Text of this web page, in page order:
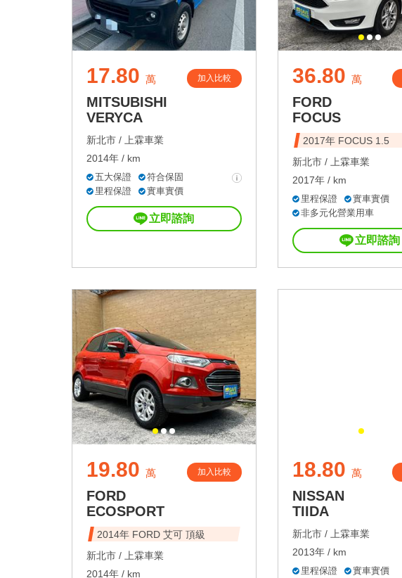
17.80 萬 加入比較
MITSUBISHI
VERYCA
新北市 /
上霖車業
2014年 / km
五大保證
符合保固
里程保證
實車實價
立即諮詢
36.80 萬
FORD
FOCUS
2017年 FOCUS 1.5
新北市 /
上霖車業
2017年 / km
里程保證
實車實價
非多元化營業用車
立即諮詢
19.80 萬 加入比較
FORD
ECOSPORT
2014年 FORD 艾可 頂級
新北市 /
上霖車業
2014年 / km
18.80 萬
NISSAN
TIIDA
新北市 /
上霖車業
2013年 / km
里程保證 實車實價